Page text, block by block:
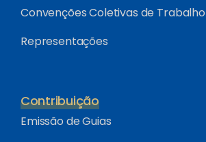
Convenções Coletivas de Trabalho
Representações
Contribuição
Emissão de Guias